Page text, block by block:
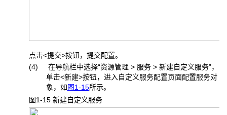
点击<提交>按钮，提交配置。
(4) 在导航栏中选择“资源管理 > 服务 > 新建自定义服务”，
单击<新建>按钮，进入自定义服务配置页面配置服务对
象，如图1-15所示。
图1-15 新建自定义服务